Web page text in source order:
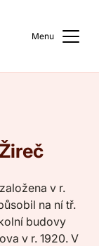
Menu
v r.
na ní tř.
budovy
v r. 1920. V